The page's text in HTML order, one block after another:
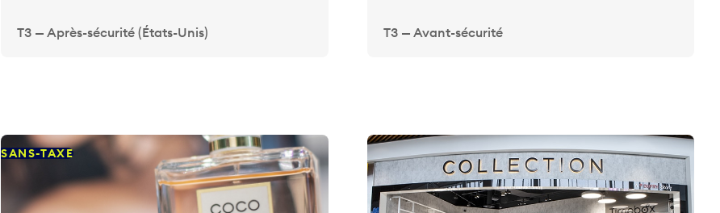
T3 — Après-sécurité (États-Unis) T3 — Avant-sécurité
SANS-TAXE